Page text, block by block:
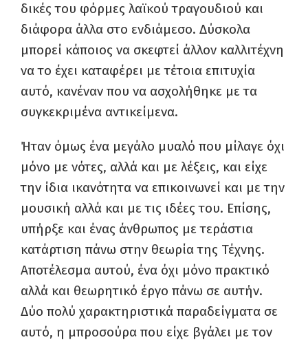
δικές του φόρμες λαϊκού τραγουδιού και
διάφορα άλλα στο ενδιάμεσο. Δύσκολα
μπορεί κάποιος να σκεφτεί άλλον καλλιτέχνη
να το έχει καταφέρει με τέτοια επιτυχία
αυτό, κανέναν που να ασχολήθηκε με τα
συγκεκριμένα αντικείμενα.
Ήταν όμως ένα μεγάλο μυαλό που μίλαγε όχι
μόνο με νότες, αλλά και με λέξεις, και είχε
την ίδια ικανότητα να επικοινωνεί και με την
μουσική αλλά και με τις ιδέες του. Επίσης,
υπήρξε και ένας άνθρωπος με τεράστια
κατάρτιση πάνω στην θεωρία της Τέχνης.
Αποτέλεσμα αυτού, ένα όχι μόνο πρακτικό
αλλά και θεωρητικό έργο πάνω σε αυτήν.
Δύο πολύ χαρακτηριστικά παραδείγματα σε
αυτό, η μπροσούρα που είχε βγάλει με τον